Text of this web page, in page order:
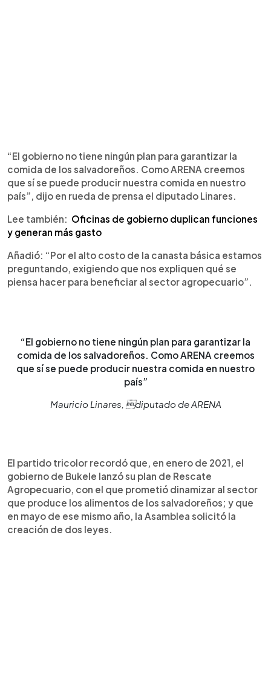
“El gobierno no tiene ningún plan para garantizar la
comida de los salvadoreños. Como ARENA creemos
que sí se puede producir nuestra comida en nuestro
país”, dijo en rueda de prensa el diputado Linares.
Lee también: Oficinas de gobierno duplican funciones
y generan más gasto
Añadió: “Por el alto costo de la canasta básica estamos
preguntando, exigiendo que nos expliquen qué se
piensa hacer para beneficiar al sector agropecuario”.
“El gobierno no tiene ningún plan para garantizar la
comida de los salvadoreños. Como ARENA creemos
que sí se puede producir nuestra comida en nuestro
país”
Mauricio Linares, diputado de ARENA
El partido tricolor recordó que, en enero de 2021, el
gobierno de Bukele lanzó su plan de Rescate
Agropecuario, con el que prometió dinamizar al sector
que produce los alimentos de los salvadoreños; y que
en mayo de ese mismo año, la Asamblea solicitó la
creación de dos leyes.